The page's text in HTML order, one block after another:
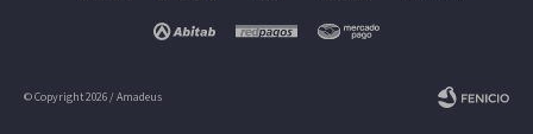
© Copyright 2026 / Amadeus